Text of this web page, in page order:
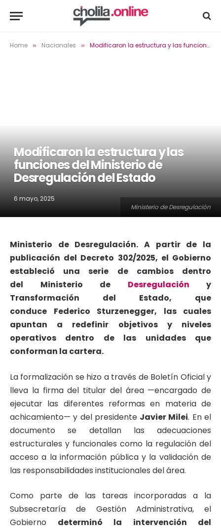
Home » Nacionales » Modificaron la estructura y las funciones del Ministerio de Desregulación del Estado
Ministerio de Desregulación
Modificaron la estructura y las
funciones del Ministerio de
Desregulación del Estado
6 mayo, 2025
Ministerio de Desregulación. A partir de la
publicación del Decreto 302/2025, el Gobierno
estableció una serie de cambios dentro
del Ministerio de Desregulación y
Transformación del Estado, que
conduce Federico Sturzenegger, las cuales
apuntan a redefinir objetivos y niveles
operativos dentro de las unidades que
conforman la cartera.
La formalización se hizo a través de Boletín Oficial y
lleva la firma del titular del área —encargado de
ejecutar las diferentes reformas en materia de
achicamiento— y del presidente Javier Milei. En el
documento se detallan las adecuaciones
estructurales y funcionales como la regulación del
acceso a la información pública y la validación de
las responsabilidades institucionales del área.
Como parte de las tareas incorporadas a la
Subsecretaría de Gestión Administrativa, el
Gobierno determinó la intervención del